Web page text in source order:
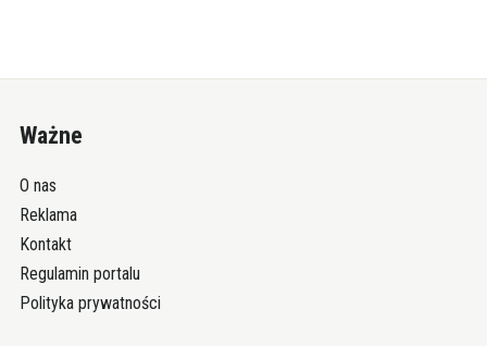
Ważne
O nas
Reklama
Kontakt
Regulamin portalu
Polityka prywatności